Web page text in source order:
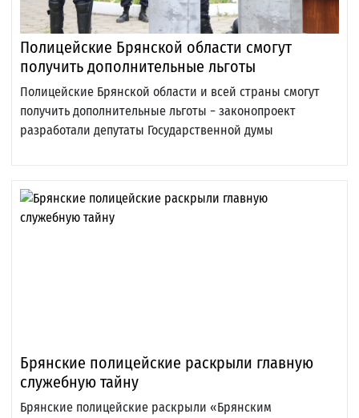
Полицейские Брянской области смогут
получить дополнительные льготы
Полицейские Брянской области и всей страны смогут
получить дополнительные льготы − законопроект
разработали депутаты Государственной думы
Брянские полицейские раскрыли главную
служебную тайну
Брянские полицейские раскрыли «Брянским